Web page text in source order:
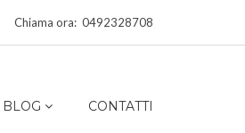
Chiama ora: 0492328708
BLOG CONTATTI